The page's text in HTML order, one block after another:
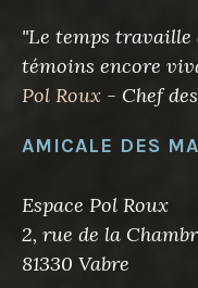
"Le temps
témoins encore
Pol Roux - Chef
AMICALE DES
Espace Pol Roux
2, rue de la
81330 Vabre